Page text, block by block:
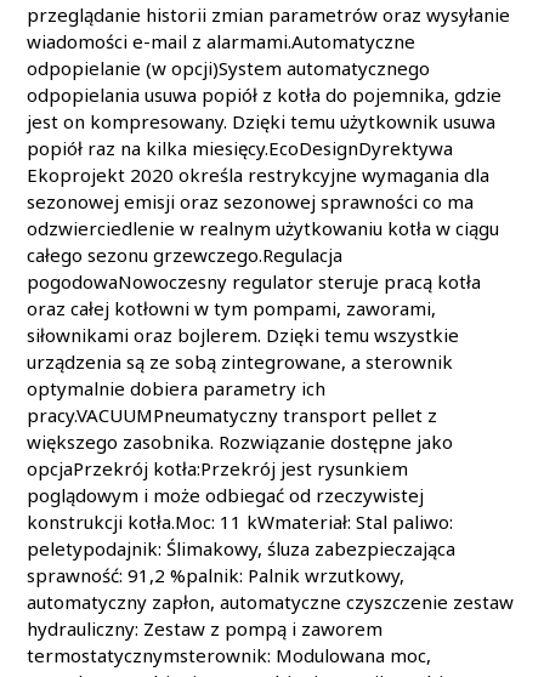
przeglądanie historii zmian parametrów oraz wysyłanie
wiadomości e-mail z alarmami.Automatyczne
odpopielanie (w opcji)System automatycznego
odpopielania usuwa popiół z kotła do pojemnika, gdzie
jest on kompresowany. Dzięki temu użytkownik usuwa
popiół raz na kilka miesięcy.EcoDesignDyrektywa
Ekoprojekt 2020 określa restrykcyjne wymagania dla
sezonowej emisji oraz sezonowej sprawności co ma
odzwierciedlenie w realnym użytkowaniu kotła w ciągu
całego sezonu grzewczego.Regulacja
pogodowaNowoczesny regulator steruje pracą kotła
oraz całej kotłowni w tym pompami, zaworami,
siłownikami oraz bojlerem. Dzięki temu wszystkie
urządzenia są ze sobą zintegrowane, a sterownik
optymalnie dobiera parametry ich
pracy.VACUUMPneumatyczny transport pellet z
większego zasobnika. Rozwiązanie dostępne jako
opcjaPrzekrój kotła:Przekrój jest rysunkiem
poglądowym i może odbiegać od rzeczywistej
konstrukcji kotła.Moc: 11 kWmateriał: Stal paliwo:
peletypodajnik: Ślimakowy, śluza zabezpieczająca
sprawność: 91,2 %palnik: Palnik wrzutkowy,
automatyczny zapłon, automatyczne czyszczenie zestaw
hydrauliczny: Zestaw z pompą i zaworem
termostatycznymsterownik: Modulowana moc,